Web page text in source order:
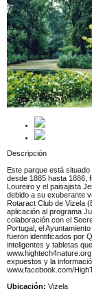
Descripción
Este parque está
desde 1885 hasta 1886,
Loureiro y el paisajista
debido a su exuberante
Rotaract Club de Vizela
aplicación al programa
colaboración con el
Portugal, el
fueron identificados por
inteligentes y tabletas
expuestos y la
www.facebook.com/
Ubicación: Vizela